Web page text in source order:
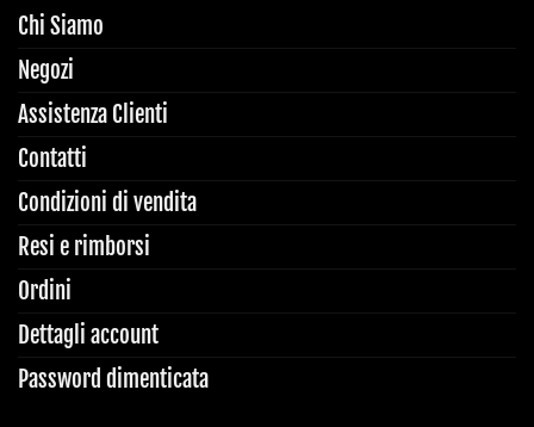
Chi Siamo
Negozi
Assistenza Clienti
Contatti
Condizioni di vendita
Resi e rimborsi
Ordini
Dettagli account
Password dimenticata